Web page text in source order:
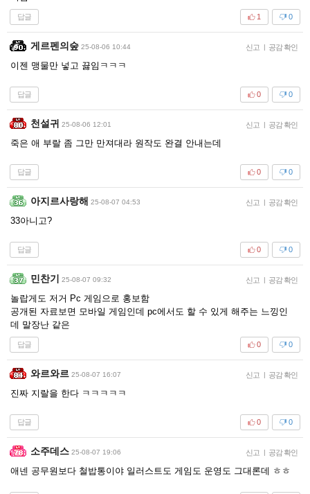
답글 0
1
게르펜의숲 25-08-06 10:44 신고 | 공감 확인
이젠 맹물만 넣고 끓임ㅋㅋㅋ
답글 0
0
천설귀 25-08-06 12:01 신고 | 공감 확인
죽은 애 부랄 좀 그만 만져대라 원작도 완결 안내는데
답글 0
0
아지르사랑해 25-08-07 04:53 신고 | 공감 확인
33아니고?
답글 0
0
민찬기 25-08-07 09:32 신고 | 공감 확인
놀랍게도 저거 Pc 게임으로 홍보함
공개된 자료보면 모바일 게임인데 pc에서도 할 수 있게 해주는 느낑인
데 말장난 같은
답글 0
0
와르와르 25-08-07 16:07 신고 | 공감 확인
진짜 지랄을 한다 ㅋㅋㅋㅋㅋ
답글 0
0
소주데스 25-08-07 19:06 신고 | 공감 확인
애넨 공무원보다 철밥통이야 일러스트도 게임도 운영도 그대론데 ㅎㅎ